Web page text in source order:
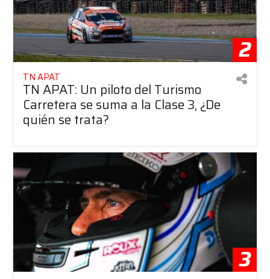
2
TN APAT
TN APAT: Un piloto del Turismo
Carretera se suma a la Clase 3, ¿De
quién se trata?
3